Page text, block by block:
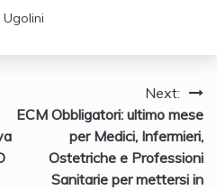
Next:
ECM Obbligatori: ultimo mese
per Medici, Infermieri,
Ostetriche e Professioni
Sanitarie per mettersi in